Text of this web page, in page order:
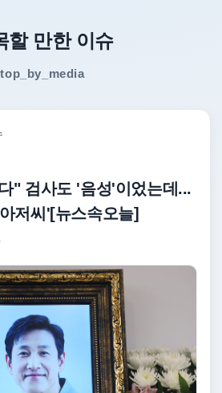
할 만한 이슈
top_by_media
" 검사도 '음성'이었는데...
저씨'[뉴스속오늘]